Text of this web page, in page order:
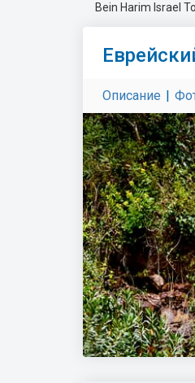
Bein Harim Israel
Описание |